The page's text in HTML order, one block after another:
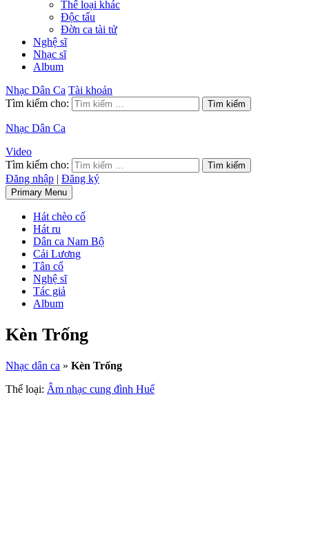
Thể loại khác
Độc tấu
Đờn ca tài tử
Nghệ sĩ
Nhạc sĩ
Album
Nhạc Dân Ca Tài khoản
Tìm kiếm cho:
Nhạc Dân Ca
Video
Tìm kiếm cho:
Đăng nhập | Đăng ký
Primary Menu
Hát chèo cổ
Hát ru
Dân ca Nam Bộ
Cải Lương
Tân cổ
Nghệ sĩ
Tác giả
Album
Kèn Trống
Nhạc dân ca » Kèn Trống
Thể loại: Âm nhạc cung đình Huế